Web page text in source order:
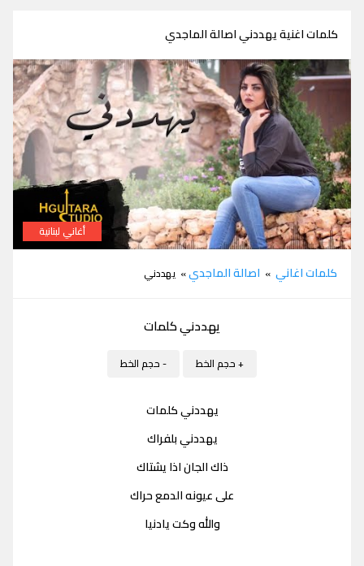
كلمات اغنية يهددني اصالة الماجدي
أغاني لبنانية
كلمات اغاني » اصالة الماجدي» يهددني
يهددني كلمات
+ حجم الخط - حجم الخط
يهددني كلمات
يهددني بلفراك
ذاك الجان اذا يشتاك
على عيونه الدمع حراك
والله وكت يادنيا